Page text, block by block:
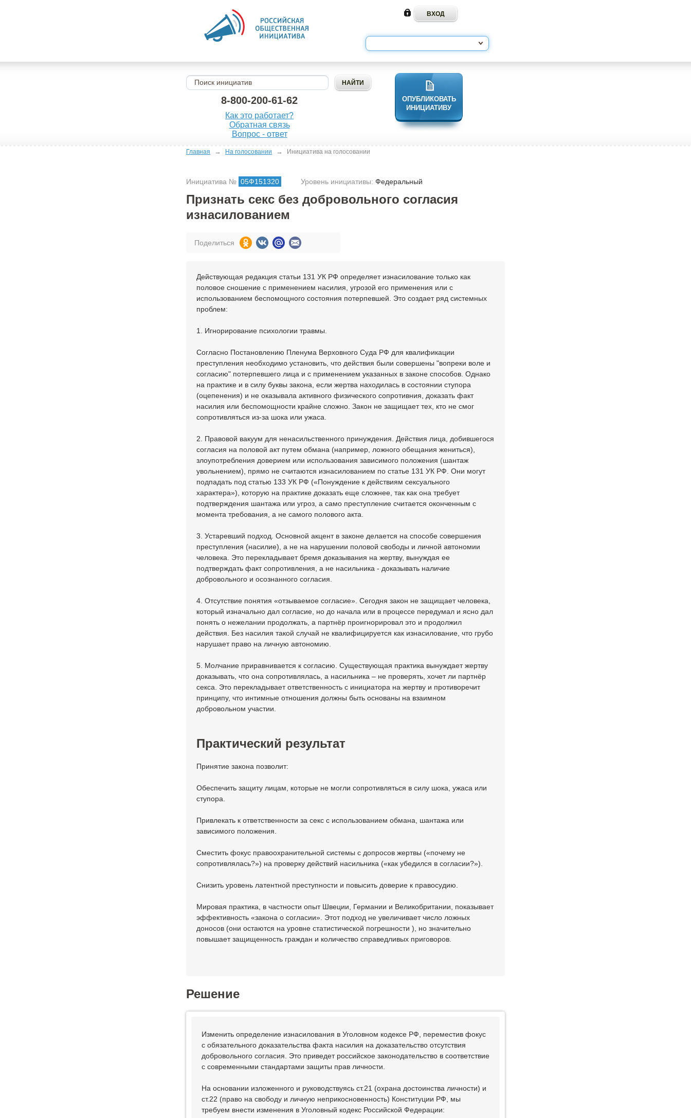
8-800-200-61-62
Как это работает?
Обратная связь
Вопрос - ответ
ОПУБЛИКОВАТЬ
ИНИЦИАТИВУ
Главная → На голосовании → Инициатива на голосовании
Инициатива № 05Ф151320 Уровень инициативы: Федеральный
Признать секс без добровольного согласия
изнасилованием
Поделиться
Действующая редакция статьи 131 УК РФ определяет изнасилование только как
половое сношение с применением насилия, угрозой его применения или с
использованием беспомощного состояния потерпевшей. Это создает ряд системных
проблем:
1. Игнорирование психологии травмы.
Согласно Постановлению Пленума Верховного Суда РФ для квалификации
преступления необходимо установить, что действия были совершены "вопреки воле и
согласию" потерпевшего лица и с применением указанных в законе способов. Однако
на практике и в силу буквы закона, если жертва находилась в состоянии ступора
(оцепенения) и не оказывала активного физического сопротивния, доказать факт
насилия или беспомощности крайне сложно. Закон не защищает тех, кто не смог
сопротивляться из-за шока или ужаса.
2. Правовой вакуум для ненасильственного принуждения. Действия лица, добившегося
согласия на половой акт путем обмана (например, ложного обещания жениться),
злоупотребления доверием или использования зависимого положения (шантаж
увольнением), прямо не считаются изнасилованием по статье 131 УК РФ. Они могут
подпадать под статью 133 УК РФ («Понуждение к действиям сексуального
характера»), которую на практике доказать еще сложнее, так как она требует
подтверждения шантажа или угроз, а само преступление считается оконченным с
момента требования, а не самого полового акта.
3. Устаревший подход. Основной акцент в законе делается на способе совершения
преступления (насилие), а не на нарушении половой свободы и личной автономии
человека. Это перекладывает бремя доказывания на жертву, вынуждая ее
подтверждать факт сопротивления, а не насильника - доказывать наличие
добровольного и осознанного согласия.
4. Отсутствие понятия «отзываемое согласие». Сегодня закон не защищает человека,
который изначально дал согласие, но до начала или в процессе передумал и ясно дал
понять о нежелании продолжать, а партнёр проигнорировал это и продолжил
действия. Без насилия такой случай не квалифицируется как изнасилование, что грубо
нарушает право на личную автономию.
5. Молчание приравнивается к согласию. Существующая практика вынуждает жертву
доказывать, что она сопротивлялась, а насильника – не проверять, хочет ли партнёр
секса. Это перекладывает ответственность с инициатора на жертву и противоречит
принципу, что интимные отношения должны быть основаны на взаимном
добровольном участии.
Практический результат
Принятие закона позволит:
Обеспечить защиту лицам, которые не могли сопротивляться в силу шока, ужаса или
ступора.
Привлекать к ответственности за секс с использованием обмана, шантажа или
зависимого положения.
Сместить фокус правоохранительной системы с допросов жертвы («почему не
сопротивлялась?») на проверку действий насильника («как убедился в согласии?»).
Снизить уровень латентной преступности и повысить доверие к правосудию.
Мировая практика, в частности опыт Швеции, Германии и Великобритании, показывает
эффективность «закона о согласии». Этот подход не увеличивает число ложных
доносов (они остаются на уровне статистической погрешности ), но значительно
повышает защищенность граждан и количество справедливых приговоров.
Решение
Изменить определение изнасилования в Уголовном кодексе РФ, переместив фокус
с обязательного доказательства факта насилия на доказательство отсутствия
добровольного согласия. Это приведет российское законодательство в соответствие
с современными стандартами защиты прав личности.
На основании изложенного и руководствуясь ст.21 (охрана достоинства личности) и
ст.22 (право на свободу и личную неприкосновенность) Конституции РФ, мы
требуем внести изменения в Уголовный кодекс Российской Федерации: